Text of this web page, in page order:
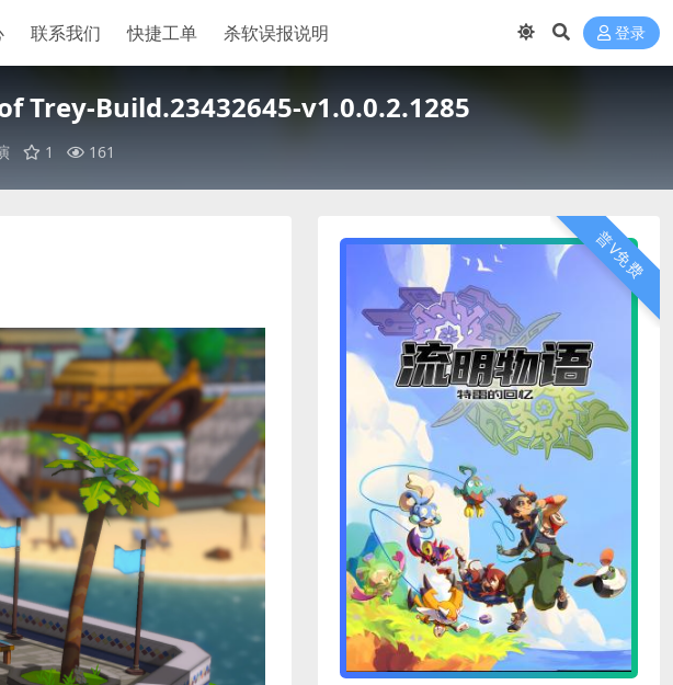
联系我们 快捷工单 杀软误报说明 登录
Trey-Build.23432645-v1.0.0.2.1285
1 161
普V免费